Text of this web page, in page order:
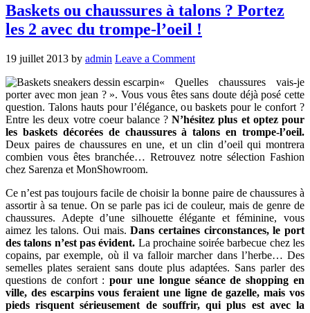
Baskets ou chaussures à talons ? Portez
les 2 avec du trompe-l’oeil !
19 juillet 2013 by admin Leave a Comment
« Quelles chaussures vais-je
porter avec mon jean ? ». Vous vous êtes sans doute déjà posé cette
question. Talons hauts pour l’élégance, ou baskets pour le confort ?
Entre les deux votre coeur balance ?N’hésitez plus et optez pour
les baskets décorées de chaussures à talons en trompe-l’oeil.
Deux paires de chaussures en une, et un clin d’oeil qui montrera
combien vous êtes branchée… Retrouvez notre sélection Fashion
chez Sarenza et MonShowroom.
Ce n’est pas toujours facile de choisir la bonne paire de chaussures à
assortir à sa tenue. On se parle pas ici de couleur, mais de genre de
chaussures. Adepte d’une silhouette élégante et féminine, vous
aimez les talons. Oui mais.Dans certaines circonstances, le port
des talons n’est pas évident. La prochaine soirée barbecue chez les
copains, par exemple, où il va falloir marcher dans l’herbe… Des
semelles plates seraient sans doute plus adaptées. Sans parler des
questions de confort :pour une longue séance de shopping en
ville, des escarpins vous feraient une ligne de gazelle, mais vos
pieds risquent sérieusement de souffrir, qui plus est avec la